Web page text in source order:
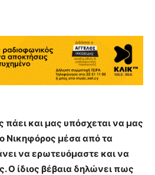
πάει και μας υπόσχεται να μας
Νικηφόρος μέσα από τα
να ερωτευόμαστε και να
Ο ίδιος βέβαια δηλώνει πως